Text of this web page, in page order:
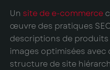
Un site de e-commerce
œuvre des pratiques
descriptions de
images optimisées avec
structure de site